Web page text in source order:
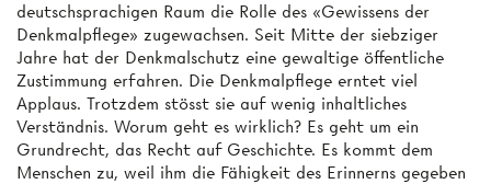
deutschsprachigen Raum die Rolle des «Gewissens der
Denkmalpflege» zugewachsen. Seit Mitte der siebziger
Jahre hat der Denkmalschutz eine gewaltige öffentliche
Zustimmung erfahren. Die Denkmalpflege erntet viel
Applaus. Trotzdem stösst sie auf wenig inhaltliches
Verständnis. Worum geht es wirklich? Es geht um ein
Grundrecht, das Recht auf Geschichte. Es kommt dem
Menschen zu, weil ihm die Fähigkeit des Erinnerns gegeben